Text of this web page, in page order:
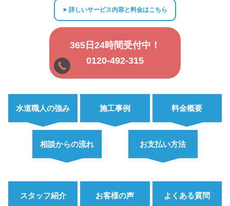
▲詳しいサービス内容と料金はこちら
365日24時間受付中！
0120-492-315
水道職人の強み 施工事例 料金概要
相談からの流れ お支払い方法
スタッフ紹介 お客様の声 よくある質問